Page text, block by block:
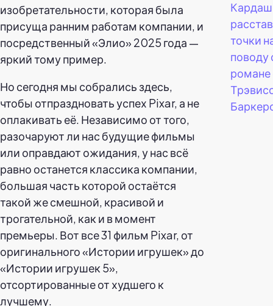
изобретательности, которая была
присуща ранним работам компании, и
посредственный «Элио» 2025 года —
яркий тому пример.
Но сегодня мы собрались здесь,
чтобы отпраздновать успех Pixar, а не
оплакивать её. Независимо от того,
разочаруют ли нас будущие фильмы
или оправдают ожидания, у нас всё
равно останется классика компании,
большая часть которой остаётся
такой же смешной, красивой и
трогательной, как и в момент
премьеры. Вот все 31 фильм Pixar, от
оригинального «Истории игрушек» до
«Истории игрушек 5»,
отсортированные от худшего к
лучшему.
точки
поводу
романе